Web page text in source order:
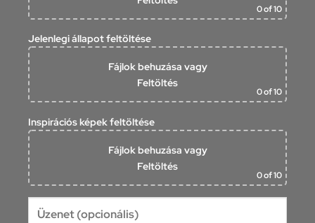
0of 10
Jelenlegi állapot feltöltése
Fájlok behuzása vagy
Feltöltés
0of 10
Inspirációs képek feltöltése
Fájlok behuzása vagy
Feltöltés
0of 10